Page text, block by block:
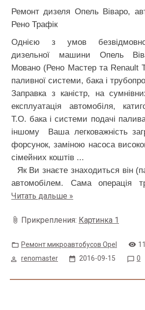
Ремонт дизеля Опель Віваро,
Рено Трафік
Однією з умов
дизельної машини Опель
Мовано (Рено Мастер та Renault
паливної системи, бака і
Заправка з каністр, на
експлуатація автомобіля,
Т.О. бака і системи подачі
іншому Ваша легковажність
форсунок, заміною насоса
сімейних коштів ...
Як Ви знаєте знаходиться він
автомобілем. Сама операція
Читать дальше »
Прикрепления: Картинка 1
Ремонт микроавтобусов Opel
renomaster
2016-09-15 0